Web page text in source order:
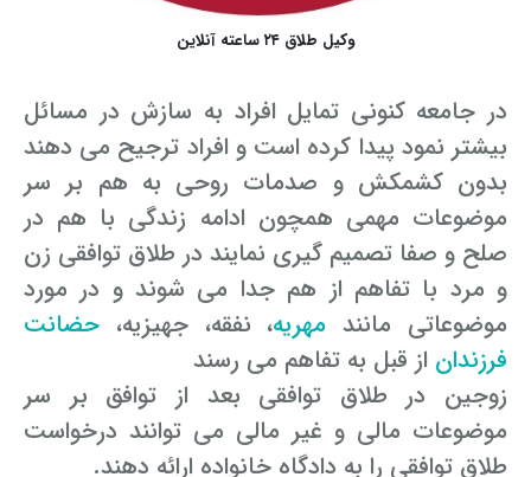
انتشار تصویر و فیلم اشخاص
مشاوره حقوقی جرم هک
مجازات های قانونی در بازی های آنلاین
مشاوره حقوقی جرم لواط
لواط دانش آموزان در مدرسه
مجازات جرم لواط
مشاوره حقوقی جرایم امنیتی داخلی و خارجی
اسید پاشی منتهی به قتل
اسید پاشی منتهی به صدمه
مشاوره حقوقی جرم کشف حجاب
مشاوره حقوقی جرم توهین به مقدسات مذهبی
جرم روزه خواری در ماه رمضان
اهانت به مقدسات مذهبی
اسید پاشی منتهی به از کار افتادن عضو
استفاده حمل نگهداری تعمیر ماهواره
مشاوره حقوقی جرم رشا و ارتشا
مشاوره حقوقی جرم خودکشی
مشاوره حقوقی آلودگی محیط زیست
مشاوره حقوقی مزاحمت واتساپی
اعاده دادرسی در دعوی حقوقی (غیر مالی)
اعاده دادرسی در دعوی حقوقی (مالی)
رفع بلاتکلیفی زن در طلاق
وکیل مرد برای طلاق
طلاق کی اقسام
حکم طلاق ۵ ساعته
همه چیز درباره عده طلاق بائن خلعی
اعلام آمادگی برای طلاق
چگونه طلاق بخواهیم؟
وکیل طلاق در گلستان
وکیل طلاق در اهواز
وکیل طلاق در تهران
وکیل طلاق در تبریز
وکیل طلاق در مازندران
وکیل طلاق کرج
وکیل طلاق خیانتی
وکیل ماهر برای طلاق
وکیل طلاق مشاوره رایگان
وکیل طلاق ۲۴ ساعته آنلاین
در جامعه کنونی تمایل افراد به سازش در مسائل
بیشتر نمود پیدا کرده است و افراد ترجیح می دهند
بدون کشمکش و صدمات روحی به هم بر سر
موضوعات مهمی همچون ادامه زندگی با هم در
صلح و صفا تصمیم گیری نمایند در طلاق توافقی زن
و مرد با تفاهم از هم جدا می شوند و در مورد
موضوعاتی مانند مهریه، نفقه، جهیزیه، حضانت
فرزندان از قبل به تفاهم می رسند
زوجین در طلاق توافقی بعد از توافق بر سر
موضوعات مالی و غیر مالی می توانند درخواست
طلاق توافقی را به دادگاه خانواده ارائه دهند.